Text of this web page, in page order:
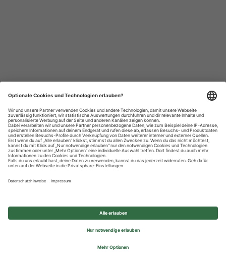
Datenschutzhinweise
Impressum
Privatsphäre-Einstellungen
© 2026 REWE Group - All rights reserved